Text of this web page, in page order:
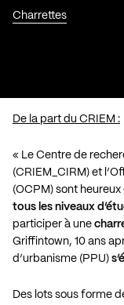
Charrettes
De la part du CRIEM :
« Le Centre de
(CRIEM_CIRM) et l’
(OCPM) sont heureux
tous les niveaux
participer à une
Griffintown, 10 ans
d’urbanisme (PPU)
Des lots sous forme